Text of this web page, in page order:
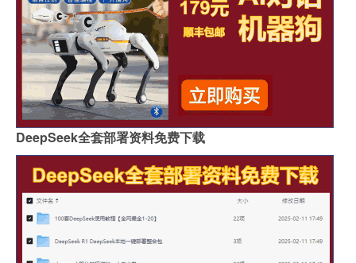
DeepSeek全套部署资料免费下载